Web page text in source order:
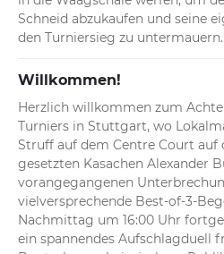
Schneid abzukaufen und seine
den Turniersieg zu untermauern.
Willkommen!
Herzlich willkommen zum
Turniers in Stuttgart, wo
Struff auf dem Centre Court auf
gesetzten Kasachen Alexander
vorangegangenen
vielversprechende Best-of-3-
Nachmittag um 16:00 Uhr
ein spannendes Aufschlagduell